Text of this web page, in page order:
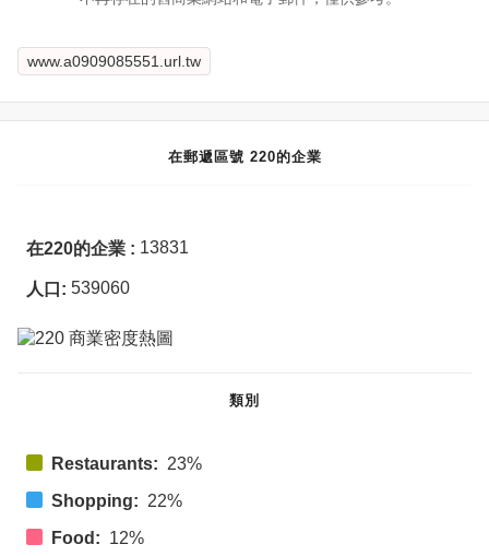
www.a0909085551.url.tw
在郵遞區號 220的企業
在220的企業 : 13831
人口: 539060
類別
Restaurants: 23%
Shopping: 22%
Food: 12%